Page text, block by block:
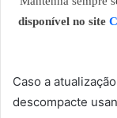
disponível no site
Caso a
descompacte